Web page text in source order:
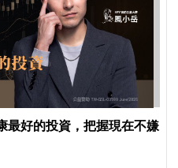
最好的投資，把握現在不嫌